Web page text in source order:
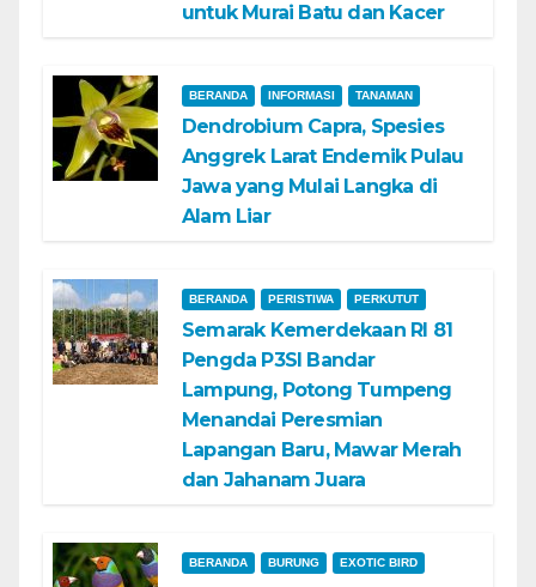
untuk Murai Batu dan Kacer
BERANDA INFORMASI TANAMAN
Dendrobium Capra, Spesies
Anggrek Larat Endemik Pulau
Jawa yang Mulai Langka di
Alam Liar
BERANDA PERISTIWA PERKUTUT
Semarak Kemerdekaan RI 81
Pengda P3SI Bandar
Lampung, Potong Tumpeng
Menandai Peresmian
Lapangan Baru, Mawar Merah
dan Jahanam Juara
BERANDA BURUNG EXOTIC BIRD